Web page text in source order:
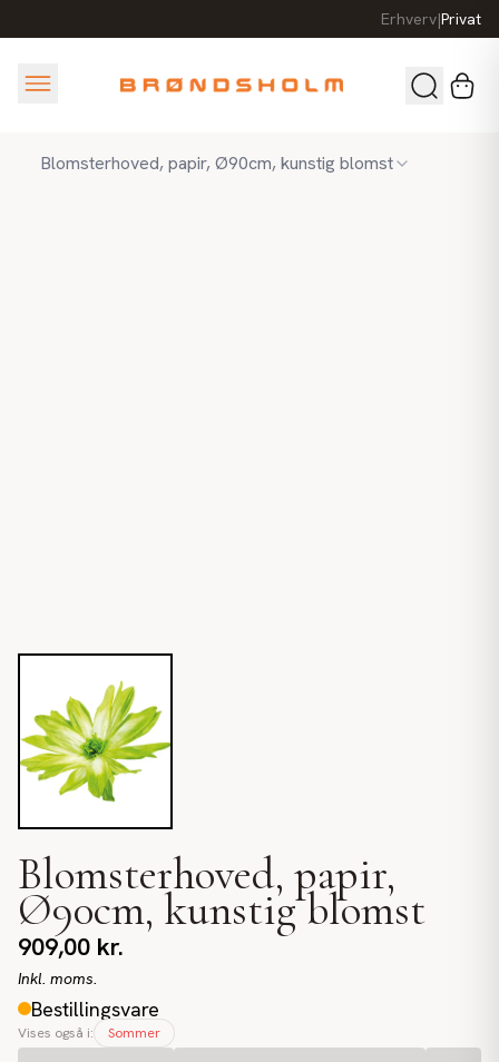
Erhverv|Privat
Blomsterhoved, papir, Ø90cm, kunstig blomst
Blomsterhoved, papir,
Ø90cm, kunstig blomst
909,00 kr.
Inkl. moms.
Bestillingsvare
Vises også i: Sommer